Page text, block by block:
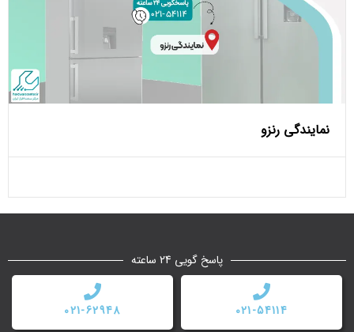
نمایندگی رنزو
پاسخ گویی 24 ساعته
021-54114
021-62948